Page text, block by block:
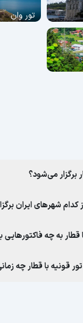
تور وان
برگزار می‌شود؟
کدام شهرهای ایران
به چه فاکتورهایی
قونیه با قطار چه